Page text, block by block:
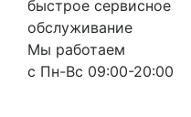
быстрое сервисное
обслуживание
Мы работаем
с Пн-Вc 09:00-20:00